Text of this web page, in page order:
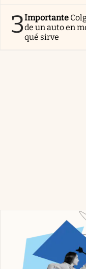
3Importante
de un auto en
qué sirve